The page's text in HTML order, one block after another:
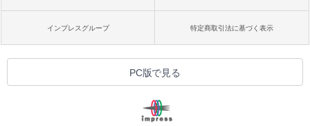
インプレスグループ 特定商取引法に基づく表示
PC版で見る